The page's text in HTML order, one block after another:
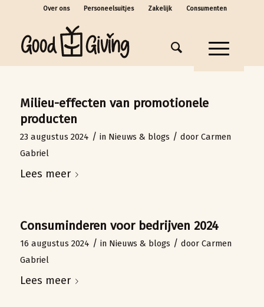
Over ons Personeelsuitjes Zakelijk Consumenten
Milieu-effecten van promotionele
producten
23 augustus 2024 / in Nieuws & blogs / door Carmen
Gabriel
Lees meer
Consuminderen voor bedrijven 2024
16 augustus 2024 / in Nieuws & blogs / door Carmen
Gabriel
Lees meer